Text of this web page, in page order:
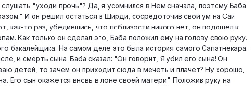
"уходи прочь"? Да, я усомнился в Нем сначала, поэтому Баба
И он решил остаться в Ширди, сосредоточив свой ум на Саи
как-то раз, убедившись, что поблизости никого нет, он подошел к
Как только он сделал это, Баба положил ему на голову свою руку.
бакалейщика. На самом деле это была история самого Сапатнекара.
и смерть сына. Баба сказал: "Он говорит, Я убил его сына! Он
детей, то зачем он приходит сюда в мечеть и плачет? Ну хорошо,
Его сын окажется вновь в лоне своей матери." Положив руку на